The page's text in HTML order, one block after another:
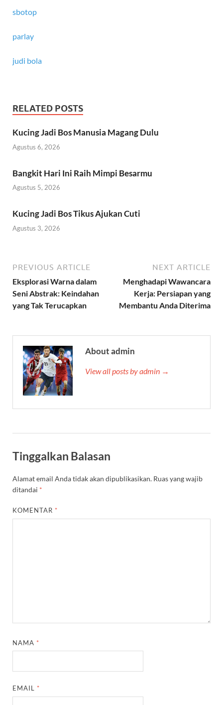
sbotop
parlay
judi bola
RELATED POSTS
Kucing Jadi Bos Manusia Magang Dulu
Agustus 6, 2026
Bangkit Hari Ini Raih Mimpi Besarmu
Agustus 5, 2026
Kucing Jadi Bos Tikus Ajukan Cuti
Agustus 3, 2026
PREVIOUS ARTICLE
Eksplorasi Warna dalam
Seni Abstrak: Keindahan
yang Tak Terucapkan
NEXT ARTICLE
Menghadapi Wawancara
Kerja: Persiapan yang
Membantu Anda Diterima
About admin
View all posts by admin →
Tinggalkan Balasan
Alamat email Anda tidak akan dipublikasikan. Ruas yang wajib
ditandai *
KOMENTAR *
NAMA *
EMAIL *